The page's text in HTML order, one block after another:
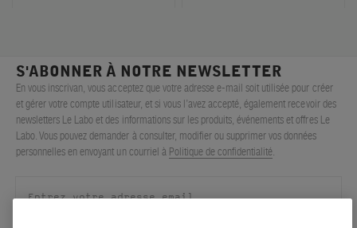
S'ABONNER À NOTRE NEWSLETTER
En vous inscrivan, vous acceptez que votre adresse e-mail soit utilisée pour créer
et gérer votre compte utilisateur, et si vous l’avez accepté, également recevoir des
newsletters Le Labo et des informations sur les produits, événements et offres Le
Labo. Vous pouvez demander à consulter, modifier ou supprimer vos données
personnelles en envoyant un courriel à Politique de confidentialité